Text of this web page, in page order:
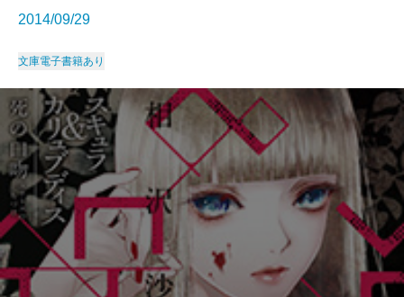
2014/09/29
文庫電子書籍あり